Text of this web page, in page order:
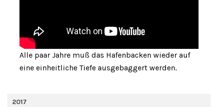
Alle paar Jahre muß das Hafenbacken wieder auf
eine einheitliche Tiefe ausgebaggert werden.
2017